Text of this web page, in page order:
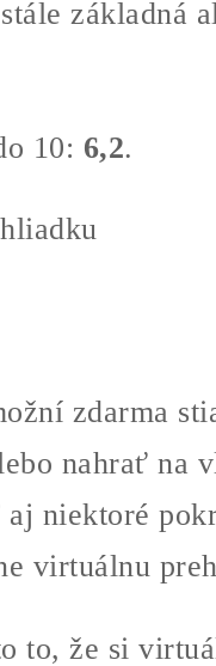
základná
10: 6,2.
zdarma
nahrať na
niektoré
virtuálnu
to, že si